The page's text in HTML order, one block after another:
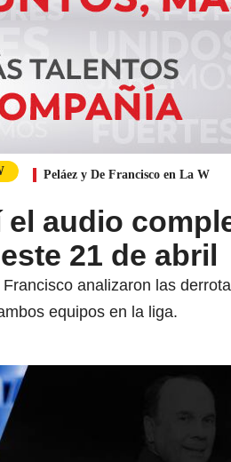
Peláez y De Francisco en La W
audio
21 de abril
analizaron las
equipos en la liga.